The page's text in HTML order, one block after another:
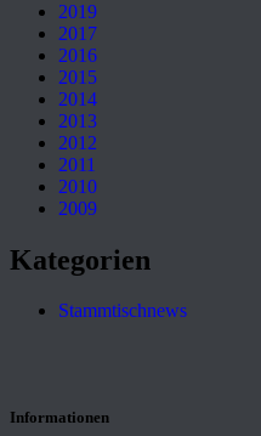
2019
2017
2016
2015
2014
2013
2012
2011
2010
2009
Kategorien
Stammtischnews
Informationen